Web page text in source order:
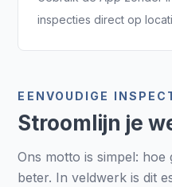
inspecties direct op
EENVOUDIGE
Stroomlijn je
Ons motto is simpel:
beter. In veldwerk is dit